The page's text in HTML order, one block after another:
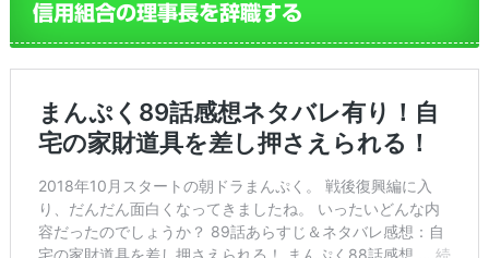
信用組合の理事長を辞職する